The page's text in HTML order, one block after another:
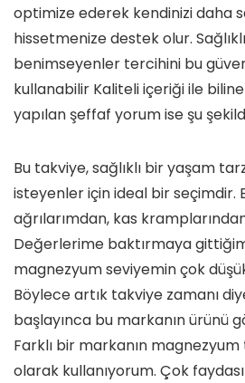
optimize ederek kendinizi daha
hissetmenize destek olur.
benimseyenler tercihini bu
kullanabilir Kaliteli içeriği ile
yapılan şeffaf yorum ise şu
Bu takviye, sağlıklı bir yaşam
isteyenler için ideal bir seçimdir.
ağrılarımdan, kas kramplarından
Değerlerime baktırmaya
magnezyum seviyemin çok
Böylece artık takviye zamanı
başlayınca bu markanın ürünü
Farklı bir markanın
olarak kullanıyorum. Çok